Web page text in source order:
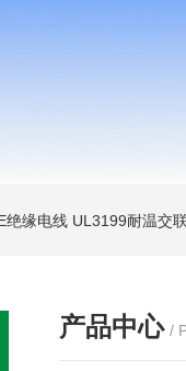
绝缘电线 UL3199耐温交
产品中心 /